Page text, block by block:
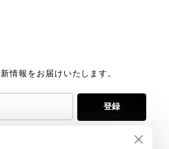
情報をお届けいたします。
登録